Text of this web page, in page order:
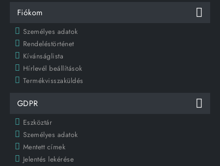
Fiókom
Személyes adatok
Rendeléstörténet
Kívánságlista
Hírlevél beállítások
Termékvisszaküldés
GDPR
Eszköztár
Személyes adatok
Mentett címek
Jelentés lekérése